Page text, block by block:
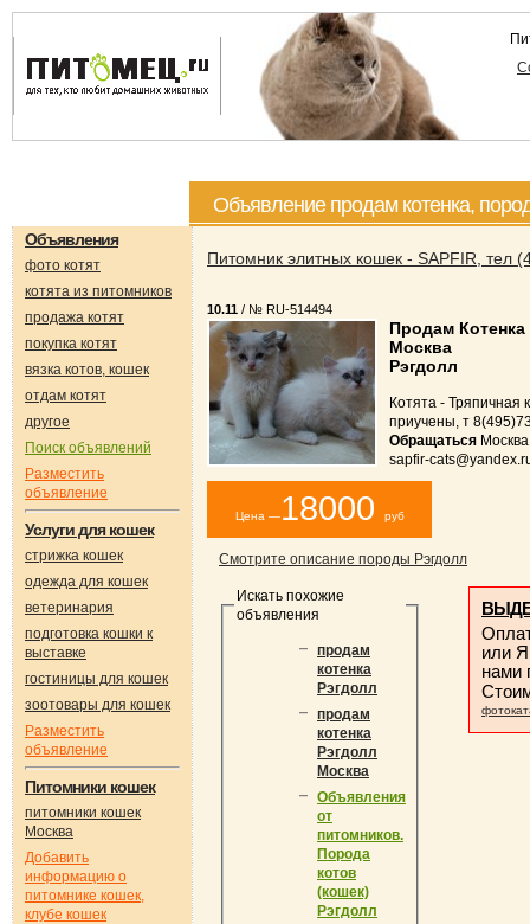
Объявление продам котенка,
Объявления
фото котят
котята из питомников
продажа котят
покупка котят
вязка котов, кошек
отдам котят
другое
Поиск объявлений
Разместить
объявление
Услуги для кошек
стрижка кошек
одежда для кошек
ветеринария
подготовка кошки к
выставке
гостиницы для кошек
зоотовары для кошек
Разместить
объявление
Питомники кошек
питомники кошек
Москва
Добавить
информацию о
питомнике кошек,
клубе кошек
Питомник элитных кошек - SAPFIR, тел
10.11 / № RU-514494
Продам
Москва
Рэгдолл
Котята - Тряпичная
приучены, т
Обращаться
sapfir-
Цена —18000 руб
Смотрите описание породы Рэгдолл
Искать похожие
объявления
продам
котенка
Рэгдолл
продам
котенка
Рэгдолл
Москва
Объявления
от
питомников.
Порода
котов
(кошек)
Рэгдолл
или
нами